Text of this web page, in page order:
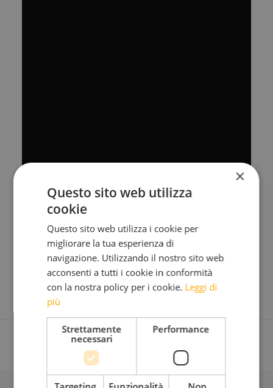
×
Questo sito web utilizza
cookie
Questo sito web utilizza i cookie per
migliorare la tua esperienza di
navigazione. Utilizzando il nostro sito web
acconsenti a tutti i cookie in conformità
con la nostra policy per i cookie. Leggi di
più
Strettamente
necessari
Performance